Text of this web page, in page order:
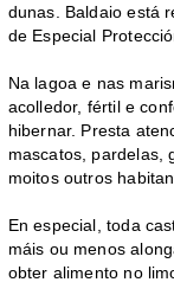
dunas. Baldaio está
de Especial
Na lagoa e nas
acolledor, fértil e
hibernar. Presta
mascatos, pardelas,
moitos outros
En especial, toda
máis ou menos
obter alimento no